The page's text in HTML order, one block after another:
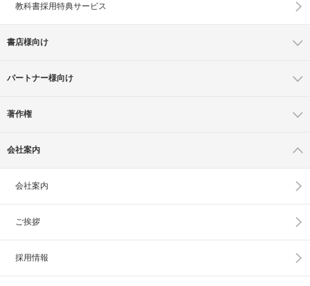
教科書採用特典サービス
書店様向け
パートナー様向け
著作権
会社案内
会社案内
ご挨拶
採用情報